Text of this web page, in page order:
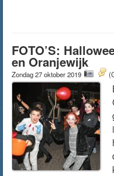
FOTO’S:
en Oranjewijk
Zondag 27 oktober 2019